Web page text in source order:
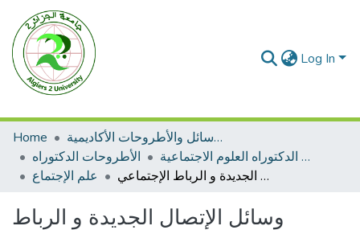
Log In
Home
الرسائل والأطروحات الأكاديمية
الأطروحات الدكتوراه
الأطروحات الدكتوراه العلوم الاجتماعية
علم الإجتماع
وسائل الإتصال الجديدة و الرباط الإجتماعي
وسائل الإتصال الجديدة و الرباط